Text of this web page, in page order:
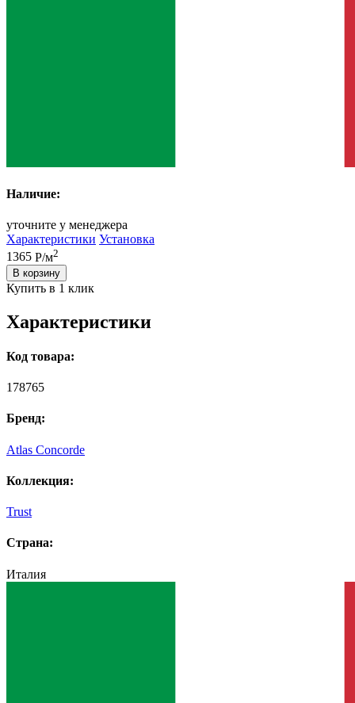
Наличие:
уточните у менеджера
Характеристики Установка
1365 Р/м2
В корзину
Купить в 1 клик
Характеристики
Код товара:
178765
Бренд:
Atlas Concorde
Коллекция:
Trust
Страна:
Италия